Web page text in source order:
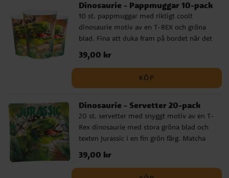
Dinosaurie - Pappmuggar 10-pack
10 st. pappmuggar med riktigt coolt
dinosaurie motiv av en T-REX och gröna
blad. Fina att duka fram på bordet när det
är dags för dinosaurie kalas. Dessa passar
perfekt med tallrikar, servetter och andra
tillbehör från samma dinosaurietema.
Muggarna är ca 9,7 cm höga och rymmer
Pris:39,00 kr
39,00 kr
KÖP
Dinosaurie - Servetter 20-pack
20 st. servetter med snyggt motiv av en T-
Rex dinosaurie med stora gröna blad och
texten Jurassic i en fin grön färg. Matcha
med våra tillbehör från samma
dinosaurietema så som tallrik, mugg och
Pris:39,00 kr
39,00 kr